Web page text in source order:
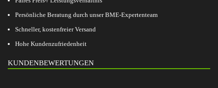
Persönliche Beratung durch unser BME-Expertenteam
Schneller, kostenfreier Versand
Hohe Kundenzufriedenheit
KUNDENBEWERTUNGEN